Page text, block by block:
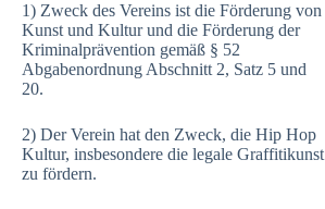
1) Zweck des Vereins ist die Förderung von
Kunst und Kultur und die Förderung der
Kriminalprävention gemäß § 52
Abgabenordnung Abschnitt 2, Satz 5 und
20.
2) Der Verein hat den Zweck, die Hip Hop
Kultur, insbesondere die legale Graffitikunst
zu fördern.